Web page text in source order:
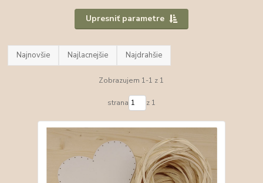
Upresniť parametre
Najnovšie Najlacnejšie Najdrahšie
Zobrazujem 1-1 z 1
strana z 1